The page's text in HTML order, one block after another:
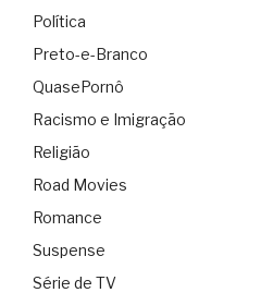
Política
Preto-e-Branco
QuasePornô
Racismo e Imigração
Religião
Road Movies
Romance
Suspense
Série de TV